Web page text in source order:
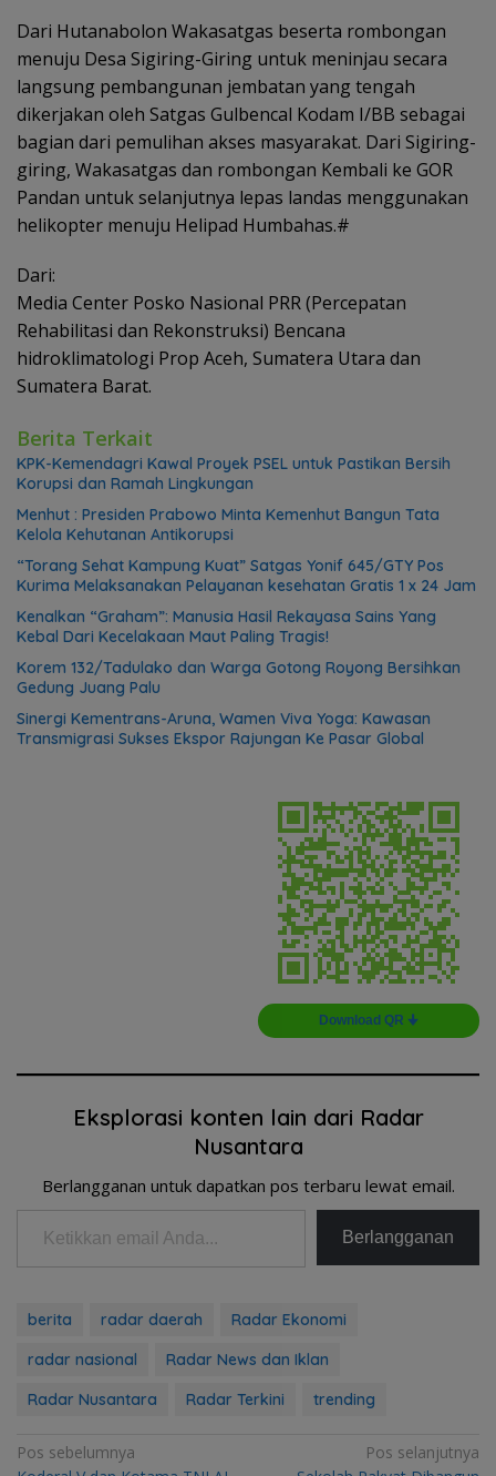
Dari Hutanabolon Wakasatgas beserta rombongan
menuju Desa Sigiring-Giring untuk meninjau secara
langsung pembangunan jembatan yang tengah
dikerjakan oleh Satgas Gulbencal Kodam I/BB sebagai
bagian dari pemulihan akses masyarakat. Dari Sigiring-
giring, Wakasatgas dan rombongan Kembali ke GOR
Pandan untuk selanjutnya lepas landas menggunakan
helikopter menuju Helipad Humbahas.#
Dari:
Media Center Posko Nasional PRR (Percepatan
Rehabilitasi dan Rekonstruksi) Bencana
hidroklimatologi Prop Aceh, Sumatera Utara dan
Sumatera Barat.
Berita Terkait
KPK-Kemendagri Kawal Proyek PSEL untuk Pastikan Bersih
Korupsi dan Ramah Lingkungan
Menhut : Presiden Prabowo Minta Kemenhut Bangun Tata
Kelola Kehutanan Antikorupsi
“Torang Sehat Kampung Kuat” Satgas Yonif 645/GTY Pos
Kurima Melaksanakan Pelayanan kesehatan Gratis 1 x 24 Jam
Kenalkan “Graham”: Manusia Hasil Rekayasa Sains Yang
Kebal Dari Kecelakaan Maut Paling Tragis!
Korem 132/Tadulako dan Warga Gotong Royong Bersihkan
Gedung Juang Palu
Sinergi Kementrans-Aruna, Wamen Viva Yoga: Kawasan
Transmigrasi Sukses Ekspor Rajungan Ke Pasar Global
Download QR 🠋
Eksplorasi konten lain dari Radar
Nusantara
Berlangganan untuk dapatkan pos terbaru lewat email.
Ketikkan email Anda...
Berlangganan
berita radar daerah
Radar Ekonomi
radar nasional
Radar News dan Iklan
Radar Nusantara
Radar Terkini trending
Navigasi
Pos sebelumnya
Pos selanjutnya